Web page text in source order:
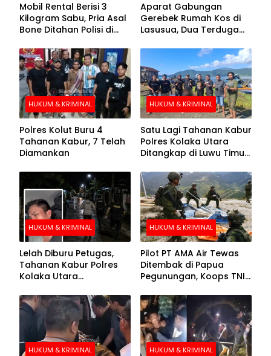
Mobil Rental Berisi 3
Kilogram Sabu, Pria Asal
Bone Ditahan Polisi di
Aparat Gabungan
Gerebek Rumah Kos di
Lasusua, Dua Terduga
HUKUM & KRIMINAL
Polres Kolut Buru 4
Tahanan Kabur, 7 Telah
Diamankan
HUKUM & KRIMINAL
Satu Lagi Tahanan Kabur
Polres Kolaka Utara
Ditangkap di Luwu Timur,
HUKUM & KRIMINAL
Lelah Diburu Petugas,
Tahanan Kabur Polres
Kolaka Utara
HUKUM & KRIMINAL
Pilot PT AMA Air Tewas
Ditembak di Papua
Pegunungan, Koops TNI
Evakuasi Jenazah
Korban
HUKUM & KRIMINAL HUKUM & KRIMINAL